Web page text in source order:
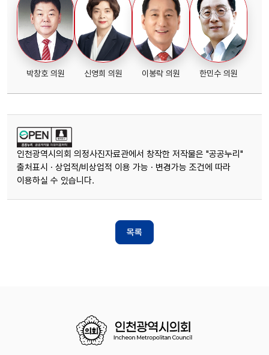
박창호 의원 신영희 의원 이봉락 의원 한민수 의원
인천광역시의회 의정사진자료관에서 창작한 저작물은 "공공누리"
출처표시 · 상업적/비상업적 이용 가능 · 변경가능 조건에 따라
이용하실 수 있습니다.
목록